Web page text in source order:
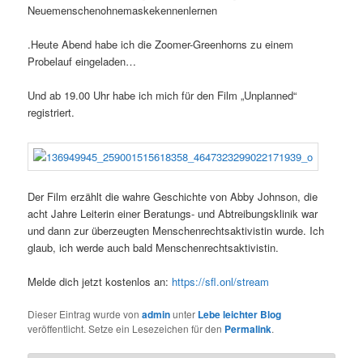
Neuemenschenohnemaskekennenlernen
.Heute Abend habe ich die Zoomer-Greenhorns zu einem
Probelauf eingeladen…
Und ab 19.00 Uhr habe ich mich für den Film „Unplanned“
registriert.
Der Film erzählt die wahre Geschichte von Abby Johnson, die
acht Jahre Leiterin einer Beratungs- und Abtreibungsklinik war
und dann zur überzeugten Menschenrechtsaktivistin wurde. Ich
glaub, ich werde auch bald Menschenrechtsaktivistin.
Melde dich jetzt kostenlos an: https://sfl.onl/stream
Dieser Eintrag wurde vonadminunter Lebe leichter Blog
veröffentlicht. Setze ein Lesezeichen für den Permalink.